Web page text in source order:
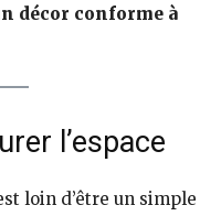
décor conforme à
l’espace
loin d’être un simple